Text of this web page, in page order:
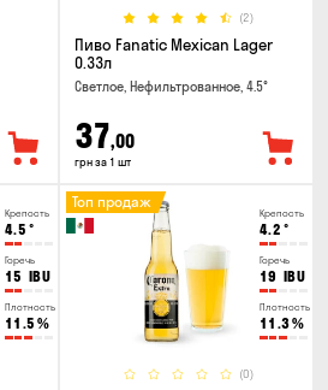
(2)
Пиво Fanatic Mexican Lager
0.33л
Светлое, Нефильтрованное, 4.5°
37,00
грн за 1 шт
Крепость
4.5 °
Горечь
15 IBU
Плотность
11.5 %
Крепость
4.2 °
Горечь
19 IBU
Плотность
11.3%
(0)
Топ продаж